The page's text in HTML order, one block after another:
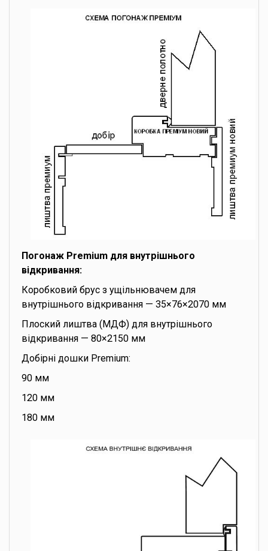
Погонаж Premium для внутрішнього
відкривання:
Коробковий брус з ущільнювачем для
внутрішнього відкривання — 35×76×2070 мм
Плоский лиштва (МДФ) для внутрішнього
відкривання — 80×2150 мм
Добірні дошки Premium:
90 мм
120 мм
180 мм